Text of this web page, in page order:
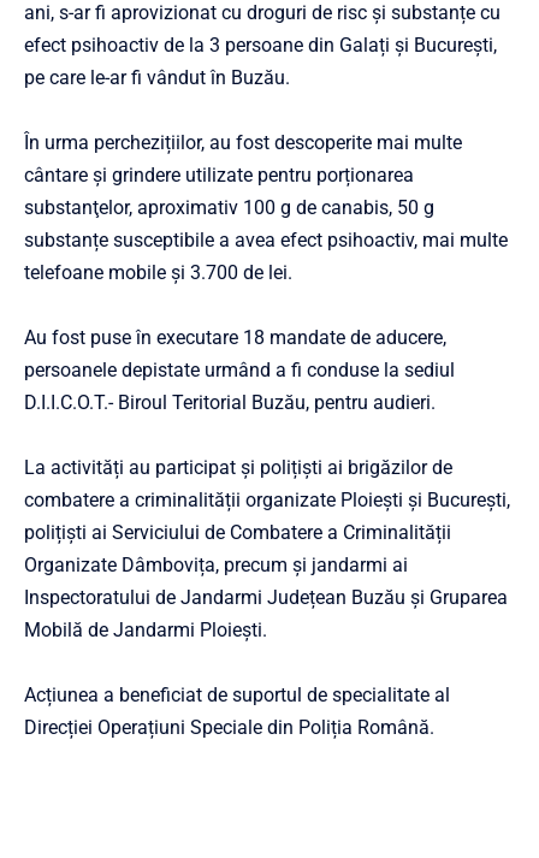
ani, s-ar fi aprovizionat cu droguri de risc și substanțe cu
efect psihoactiv de la 3 persoane din Galați și București,
pe care le-ar fi vândut în Buzău.
În urma perchezițiilor, au fost descoperite mai multe
cântare și grindere utilizate pentru porționarea
substanţelor, aproximativ 100 g de canabis, 50 g
substanțe susceptibile a avea efect psihoactiv, mai multe
telefoane mobile și 3.700 de lei.
Au fost puse în executare 18 mandate de aducere,
persoanele depistate urmând a fi conduse la sediul
D.I.I.C.O.T.- Biroul Teritorial Buzău, pentru audieri.
La activități au participat și polițiști ai brigăzilor de
combatere a criminalității organizate Ploieşti și București,
polițiști ai Serviciului de Combatere a Criminalității
Organizate Dâmbovița, precum și jandarmi ai
Inspectoratului de Jandarmi Județean Buzău și Gruparea
Mobilă de Jandarmi Ploiești.
Acțiunea a beneficiat de suportul de specialitate al
Direcției Operațiuni Speciale din Poliția Română.